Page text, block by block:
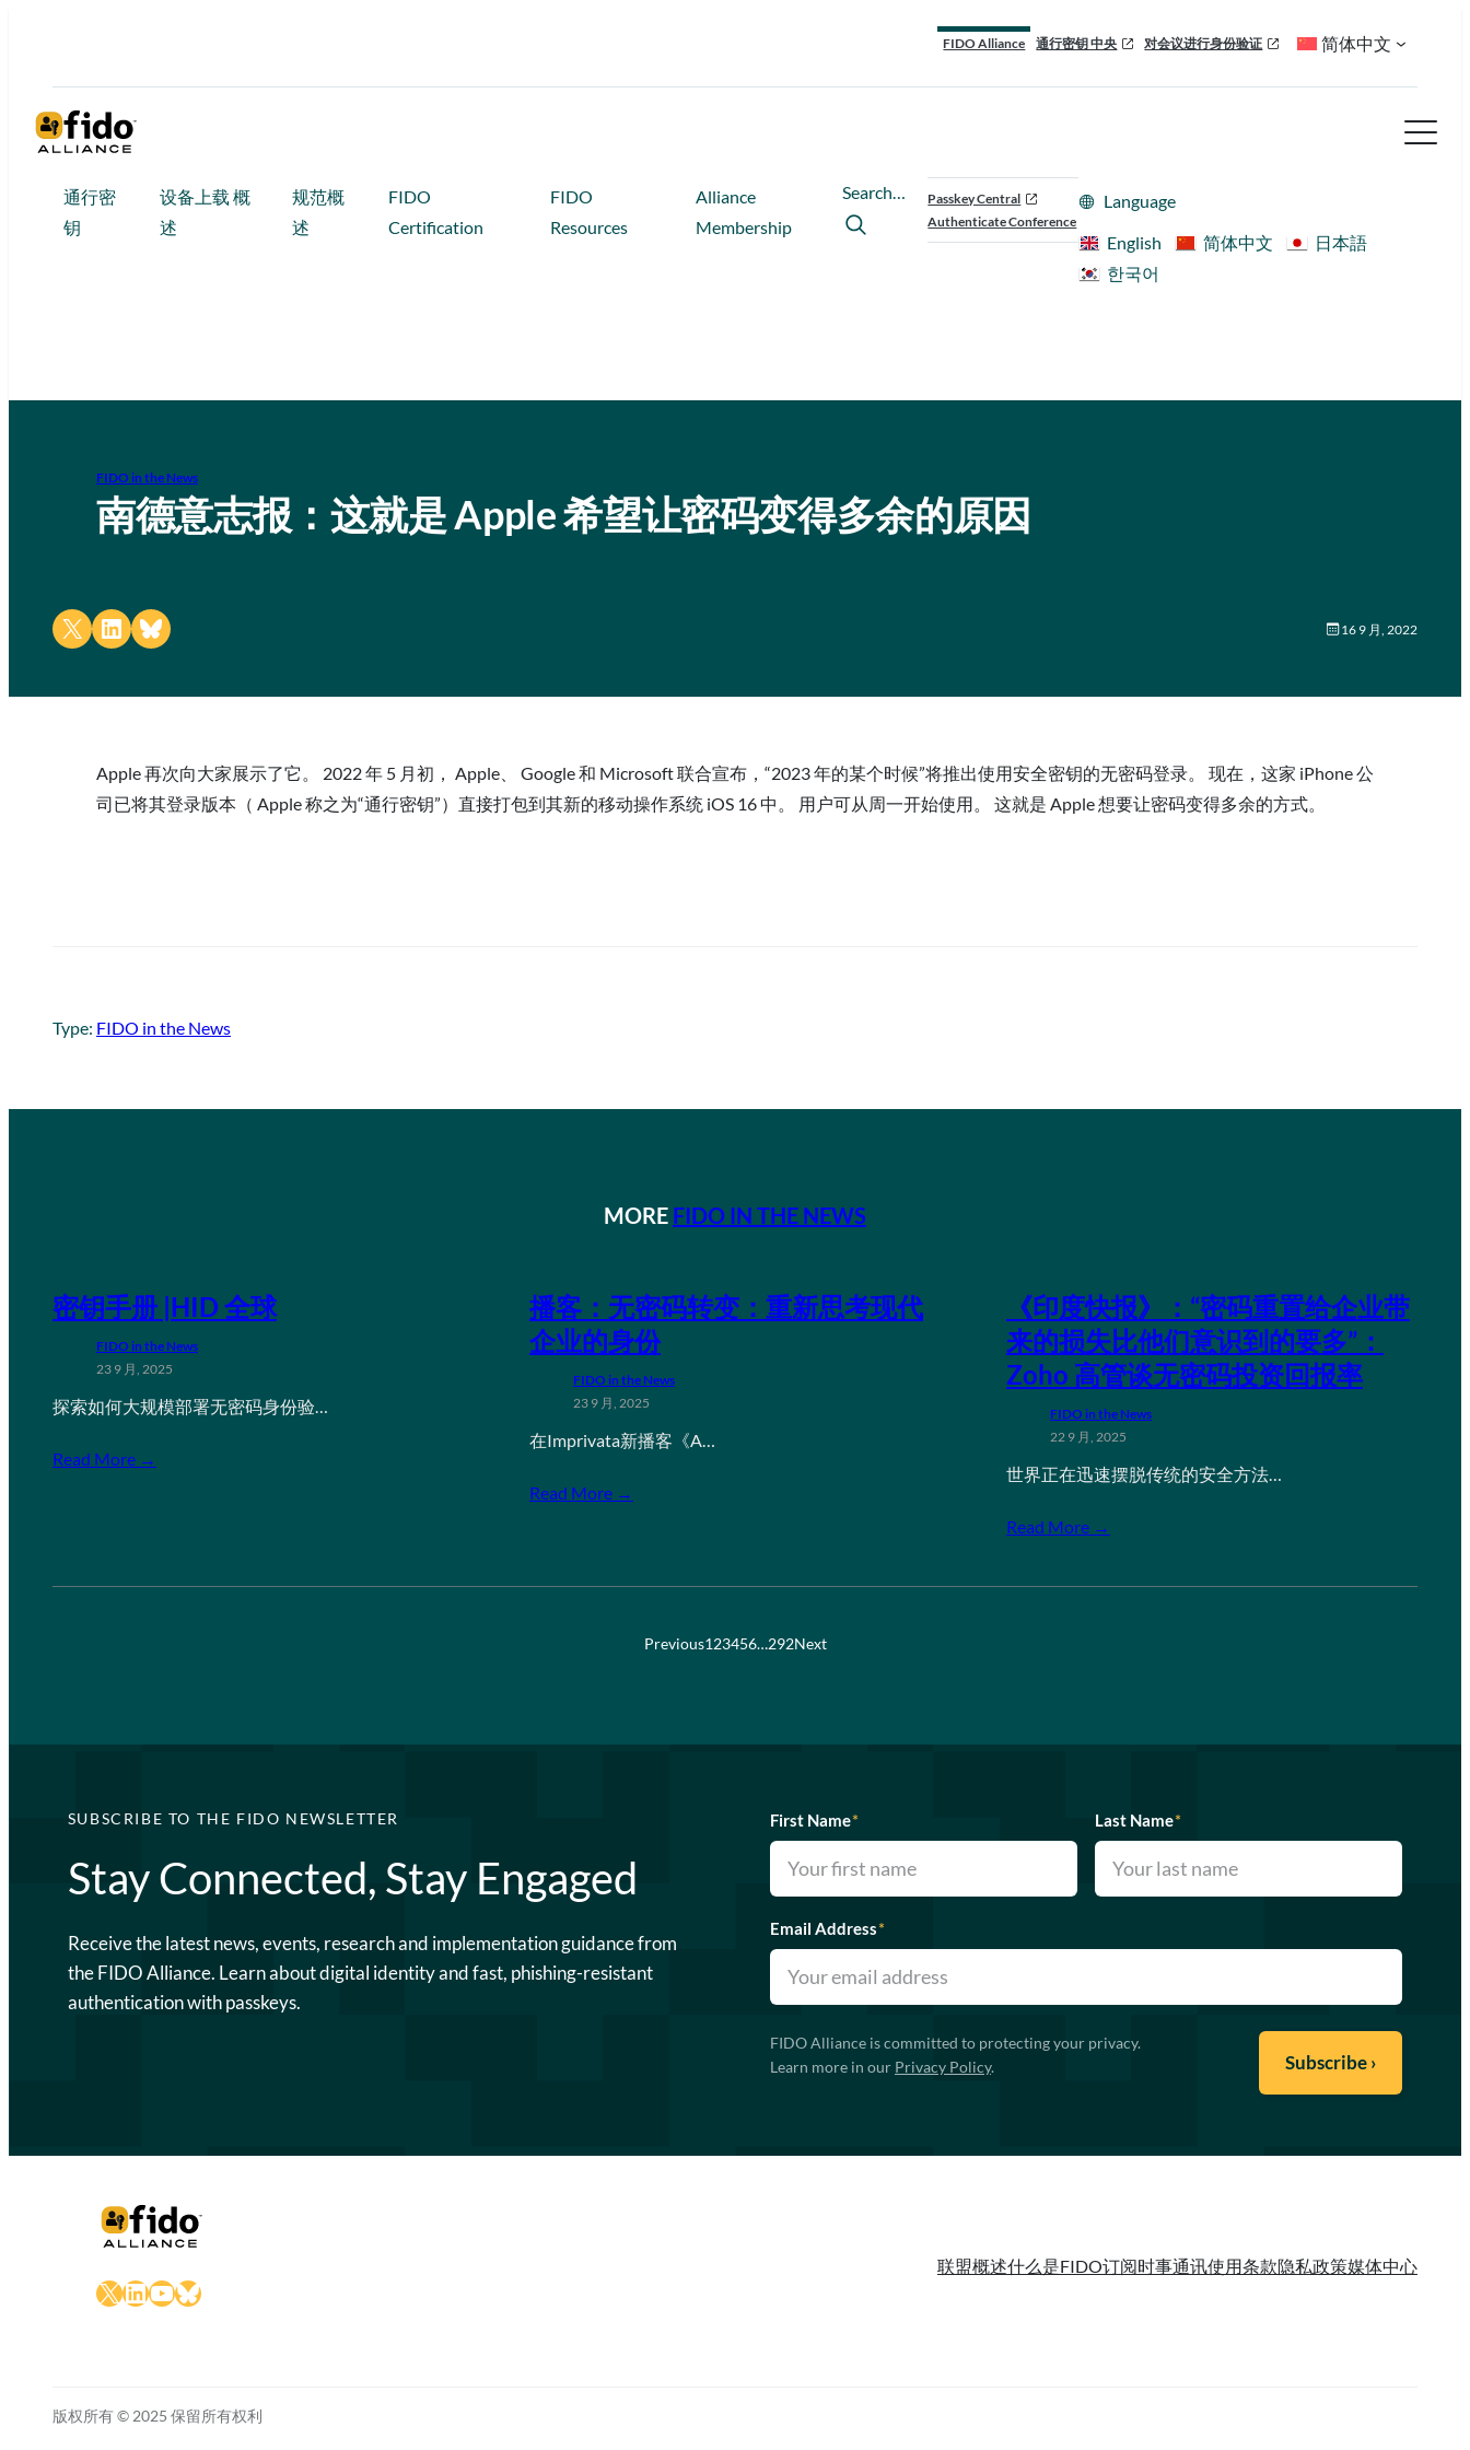
FIDO Alliance 通行密钥 中央 对会议进行身份验证 简体中文
通行密
钥
设备上载 概
述
规范概
述
FIDO
Certification
FIDO
Resources
Alliance
Membership
Search…
Passkey Central
Authenticate Conference
Language
English
简体中文
日本語
한국어
FIDO in the News
南德意志报：这就是 Apple 希望让密码变得多余的原因
Share on X Share on LinkedIn
Share on Bluesky 16 9 月, 2022
Apple 再次向大家展示了它。 2022 年 5 月初， Apple、 Google 和 Microsoft 联合宣布，“2023 年的某个时候”将推出使用安全密钥的无密码登录。 现在，这家 iPhone 公
司已将其登录版本（ Apple 称之为“通行密钥”）直接打包到其新的移动操作系统 iOS 16 中。 用户可从周一开始使用。 这就是 Apple 想要让密码变得多余的方式。
Type: FIDO in the News
MORE FIDO IN THE NEWS
密钥手册 |HID 全球
FIDO in the News
23 9 月, 2025
探索如何大规模部署无密码身份验…
Read More →
播客：无密码转变：重新思考现代
企业的身份
FIDO in the News
23 9 月, 2025
在Imprivata新播客《A…
Read More →
《印度快报》：“密码重置给企业带
来的损失比他们意识到的要多”：
Zoho 高管谈无密码投资回报率
FIDO in the News
22 9 月, 2025
世界正在迅速摆脱传统的安全方法…
Read More →
Previous123456…292Next
SUBSCRIBE TO THE FIDO NEWSLETTER
Stay Connected, Stay Engaged
Receive the latest news, events, research and implementation guidance from
the FIDO Alliance. Learn about digital identity and fast, phishing-resistant
authentication with passkeys.
First Name* Last Name*
Email Address*
FIDO Alliance is committed to protecting your privacy.
Learn more in our Privacy Policy.
X LinkedIn
YouTube
Bluesky
联盟概述什么是FIDO订阅时事通讯使用条款隐私政策媒体中心
版权所有 © 2025 保留所有权利